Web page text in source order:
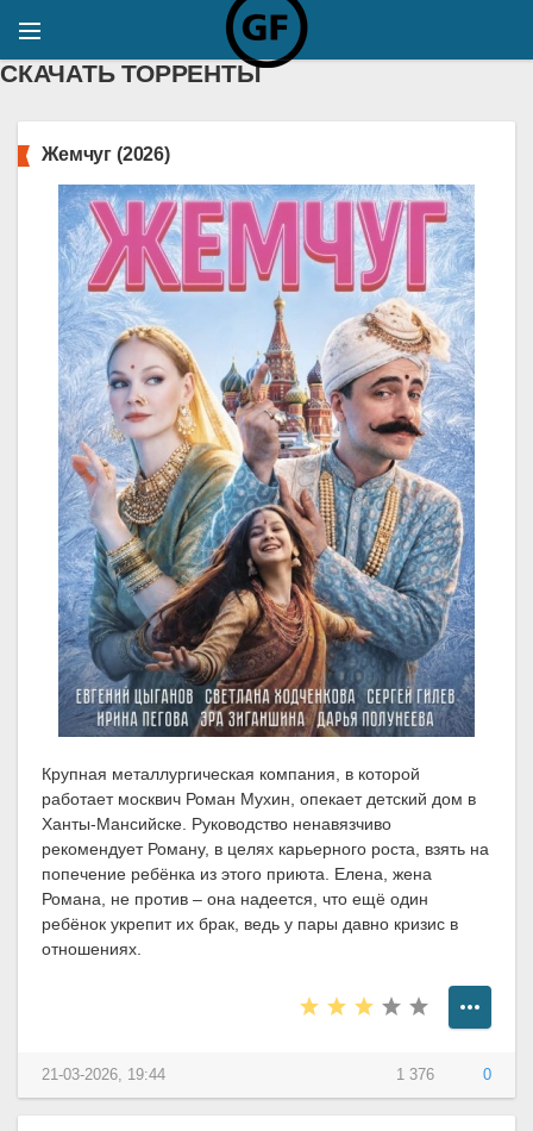
СКАЧАТЬ ТОРРЕНТЫ
Жемчуг (2026)
Крупная металлургическая компания, в которой
работает москвич Роман Мухин, опекает детский дом в
Ханты-Мансийске. Руководство ненавязчиво
рекомендует Роману, в целях карьерного роста, взять на
попечение ребёнка из этого приюта. Елена, жена
Романа, не против – она надеется, что ещё один
ребёнок укрепит их брак, ведь у пары давно кризис в
отношениях.
1 376 0
21-03-2026, 19:44